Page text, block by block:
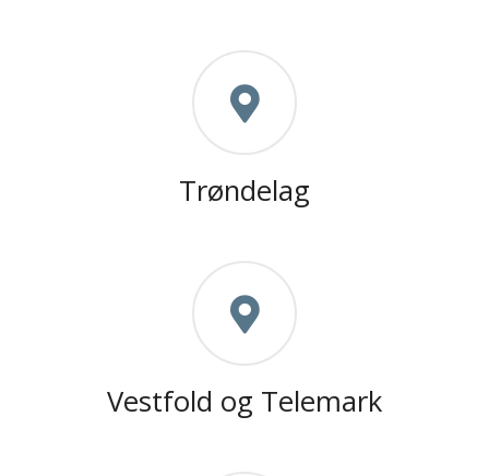
Trøndelag
Vestfold og Telemark